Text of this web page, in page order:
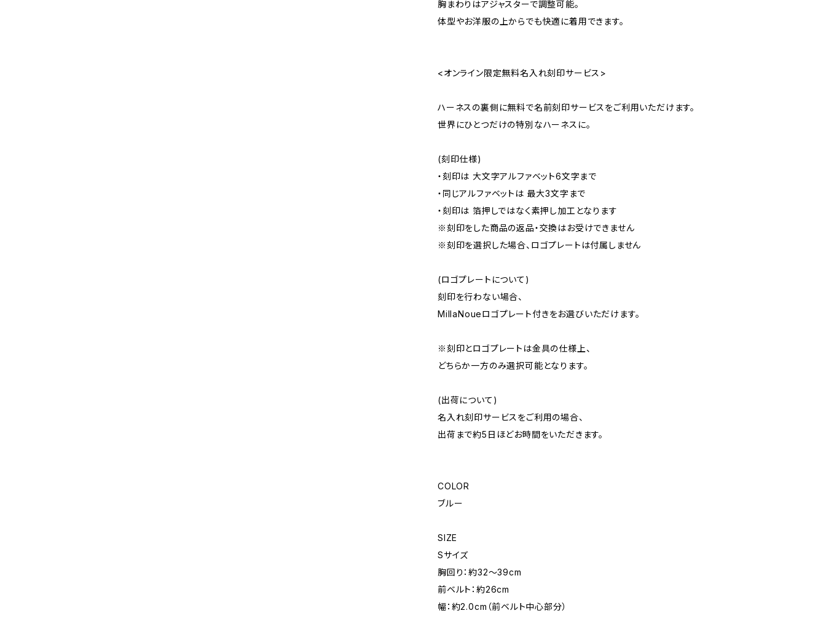
胸まわりはアジャスターで調整可能。
体型やお洋服の上からでも快適に着用できます。
<オンライン限定無料名入れ刻印サービス>
ハーネスの裏側に無料で名前刻印サービスをご利用いただけます。
世界にひとつだけの特別なハーネスに。
(刻印仕様)
・刻印は 大文字アルファベット6文字まで
・同じアルファベットは 最大3文字まで
・刻印は 箔押しではなく素押し加工となります
※刻印をした商品の返品・交換はお受けできません
※刻印を選択した場合、ロゴプレートは付属しません
(ロゴプレートについて)
刻印を行わない場合、
MillaNoueロゴプレート付きをお選びいただけます。
※刻印とロゴプレートは金具の仕様上、
どちらか一方のみ選択可能となります。
(出荷について)
名入れ刻印サービスをご利用の場合、
出荷まで約5日ほどお時間をいただきます。
COLOR
ブルー
SIZE
Sサイズ
胸回り：約32〜39cm
前ベルト：約26cm
幅：約2.0cm（前ベルト中心部分）